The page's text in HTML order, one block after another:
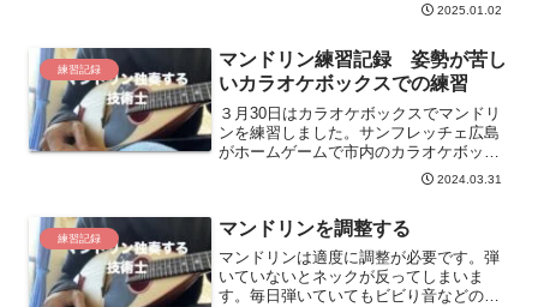
した。どのような基礎練習をするか。基
2025.01.02
練習記録
マンドリン練習記録 姿勢が苦し
いカラオケボックスでの練習
３月30日はカラオケボックスでマンドリ
ンを練習しました。サンフレッチェ広島
がホームゲームで市内のカラオケボック
スは予約が取りやすかったですが、空い
ている部屋がマンドリンの練習には不適
2024.03.31
練習記録 マンドリンを調整する
マンドリンは適度に調整が必要です。弾
いていないとネックが反ってしまいま
す。毎日弾いていてもビビり音などの不